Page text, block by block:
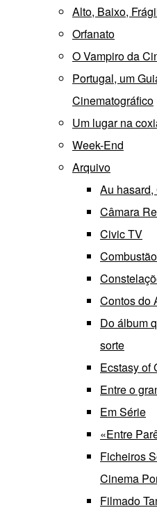
Alto, Baixo,
Orfanato
O Vampiro da
Portugal, um
Cinematográfico
Um lugar na
Week-End
Arquivo
Au
Câmara
Civic TV
Contos do
Do álbum
sorte
Ecstasy of
Entre o
Em Série
«Entre
Ficheiros
Cinema
Filmado